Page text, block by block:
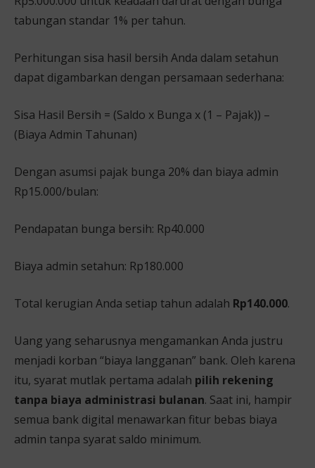
tabungan standar 1% per tahun.
Perhitungan sisa hasil bersih Anda dalam setahun
dapat digambarkan dengan persamaan sederhana:
Sisa Hasil Bersih = (Saldo x Bunga x (1 – Pajak)) –
(Biaya Admin Tahunan)
Dengan asumsi pajak bunga 20% dan biaya admin
Rp15.000/bulan:
Pendapatan bunga bersih: Rp40.000
Biaya admin setahun: Rp180.000
Total kerugian Anda setiap tahun adalah Rp140.000.
Uang yang seharusnya mengamankan Anda justru
menjadi korban “biaya langganan” bank. Oleh karena
itu, syarat mutlak pertama adalah pilih rekening
tanpa biaya administrasi bulanan. Saat ini, hampir
semua bank digital menawarkan fitur bebas biaya
admin tanpa syarat saldo minimum.